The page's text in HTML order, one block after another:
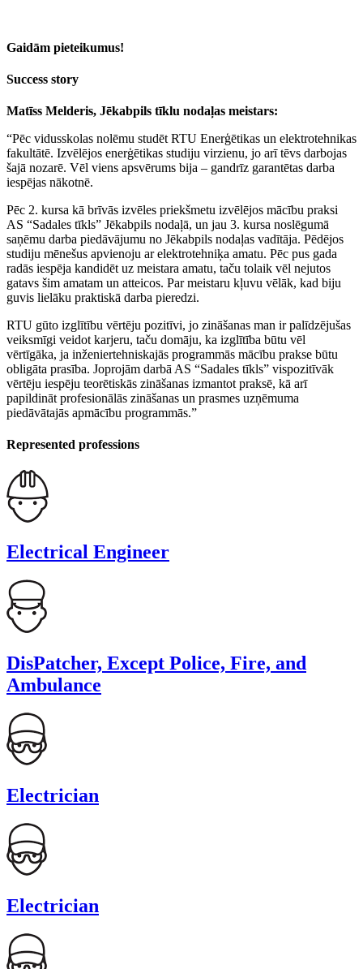
Gaidām pieteikumus!
Success story
Matīss Melderis, Jēkabpils tīklu nodaļas meistars:
“Pēc vidusskolas nolēmu studēt RTU Enerģētikas un elektrotehnikas
fakultātē. Izvēlējos enerģētikas studiju virzienu, jo arī tēvs darbojas
šajā nozarē. Vēl viens apsvērums bija – gandrīz garantētas darba
iespējas nākotnē.
Pēc 2. kursa kā brīvās izvēles priekšmetu izvēlējos mācību praksi
AS “Sadales tīkls” Jēkabpils nodaļā, un jau 3. kursa noslēgumā
saņēmu darba piedāvājumu no Jēkabpils nodaļas vadītāja. Pēdējos
studiju mēnešus apvienoju ar elektrotehniķa amatu. Pēc pus gada
radās iespēja kandidēt uz meistara amatu, taču tolaik vēl nejutos
gatavs šim amatam un atteicos. Par meistaru kļuvu vēlāk, kad biju
guvis lielāku praktiskā darba pieredzi.
RTU gūto izglītību vērtēju pozitīvi, jo zināšanas man ir palīdzējušas
veiksmīgi veidot karjeru, taču domāju, ka izglītība būtu vēl
vērtīgāka, ja inženiertehniskajās programmās mācību prakse būtu
obligāta prasība. Joprojām darbā AS “Sadales tīkls” vispozitīvāk
vērtēju iespēju teorētiskās zināšanas izmantot praksē, kā arī
papildināt profesionālās zināšanas un prasmes uzņēmuma
piedāvātajās apmācību programmās.”
Represented professions
Electrical Engineer
DisPatcher, Except Police, Fire, and
Ambulance
Electrician
Electrician